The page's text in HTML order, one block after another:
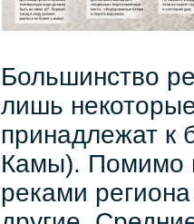
Большинство
лишь
принадлежат к
Камы). Помимо
реками